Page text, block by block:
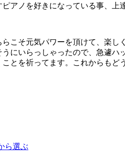
アノを好きになっている事、上
こそ元気パワーを頂けて、楽
にいらっしゃったので、急遽
とを祈ってます。これからもど
ら選ぶ